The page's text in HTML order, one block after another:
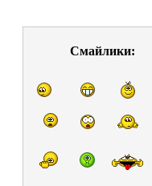
Смайлики: